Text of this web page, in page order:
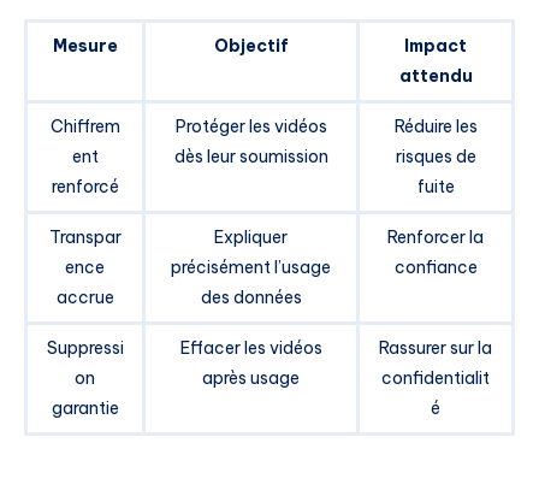
Mesure Objectif
Impact
attendu
Chiffrem
ent
renforcé
Protéger les vidéos
dès leur soumission
Réduire les
risques de
fuite
Transpar
ence
accrue
Expliquer
précisément l’usage
des données
Renforcer la
confiance
Suppressi
on
garantie
Effacer les vidéos
après usage
Rassurer sur la
confidentialit
é